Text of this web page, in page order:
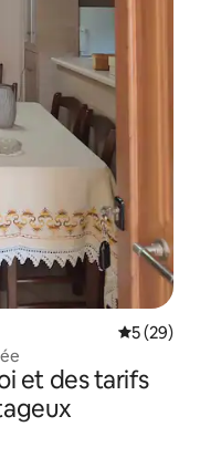
5 (29)
et des tarifs